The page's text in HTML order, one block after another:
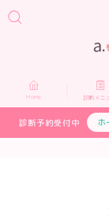
Home
診断メニュー
Home 診断メニ
診断予約受付中 ホ